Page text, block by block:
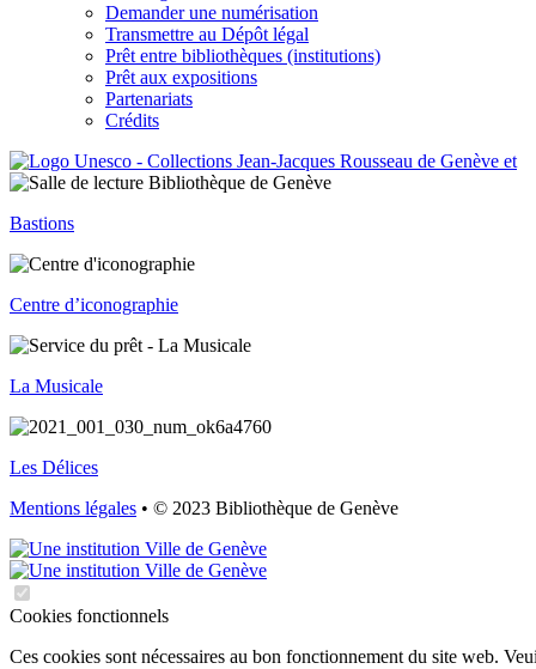
Demander une numérisation
Transmettre au Dépôt légal
Prêt entre bibliothèques (institutions)
Prêt aux expositions
Partenariats
Crédits
Bastions
Centre d’iconographie
La Musicale
Les Délices
Mentions légales • © 2023 Bibliothèque de Genève
Cookies fonctionnels
Ces cookies sont nécessaires au bon fonctionnement du site web.